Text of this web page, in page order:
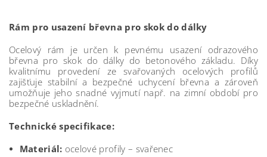
Rám pro usazení břevna pro skok do dálky
Ocelový rám je určen k pevnému usazení odrazového
břevna pro skok do dálky do betonového základu. Díky
kvalitnímu provedení ze svařovaných ocelových profilů
zajišťuje stabilní a bezpečné uchycení břevna a zároveň
umožňuje jeho snadné vyjmutí např. na zimní období pro
bezpečné uskladnění.
Technické specifikace:
Materiál: ocelové profily – svařenec